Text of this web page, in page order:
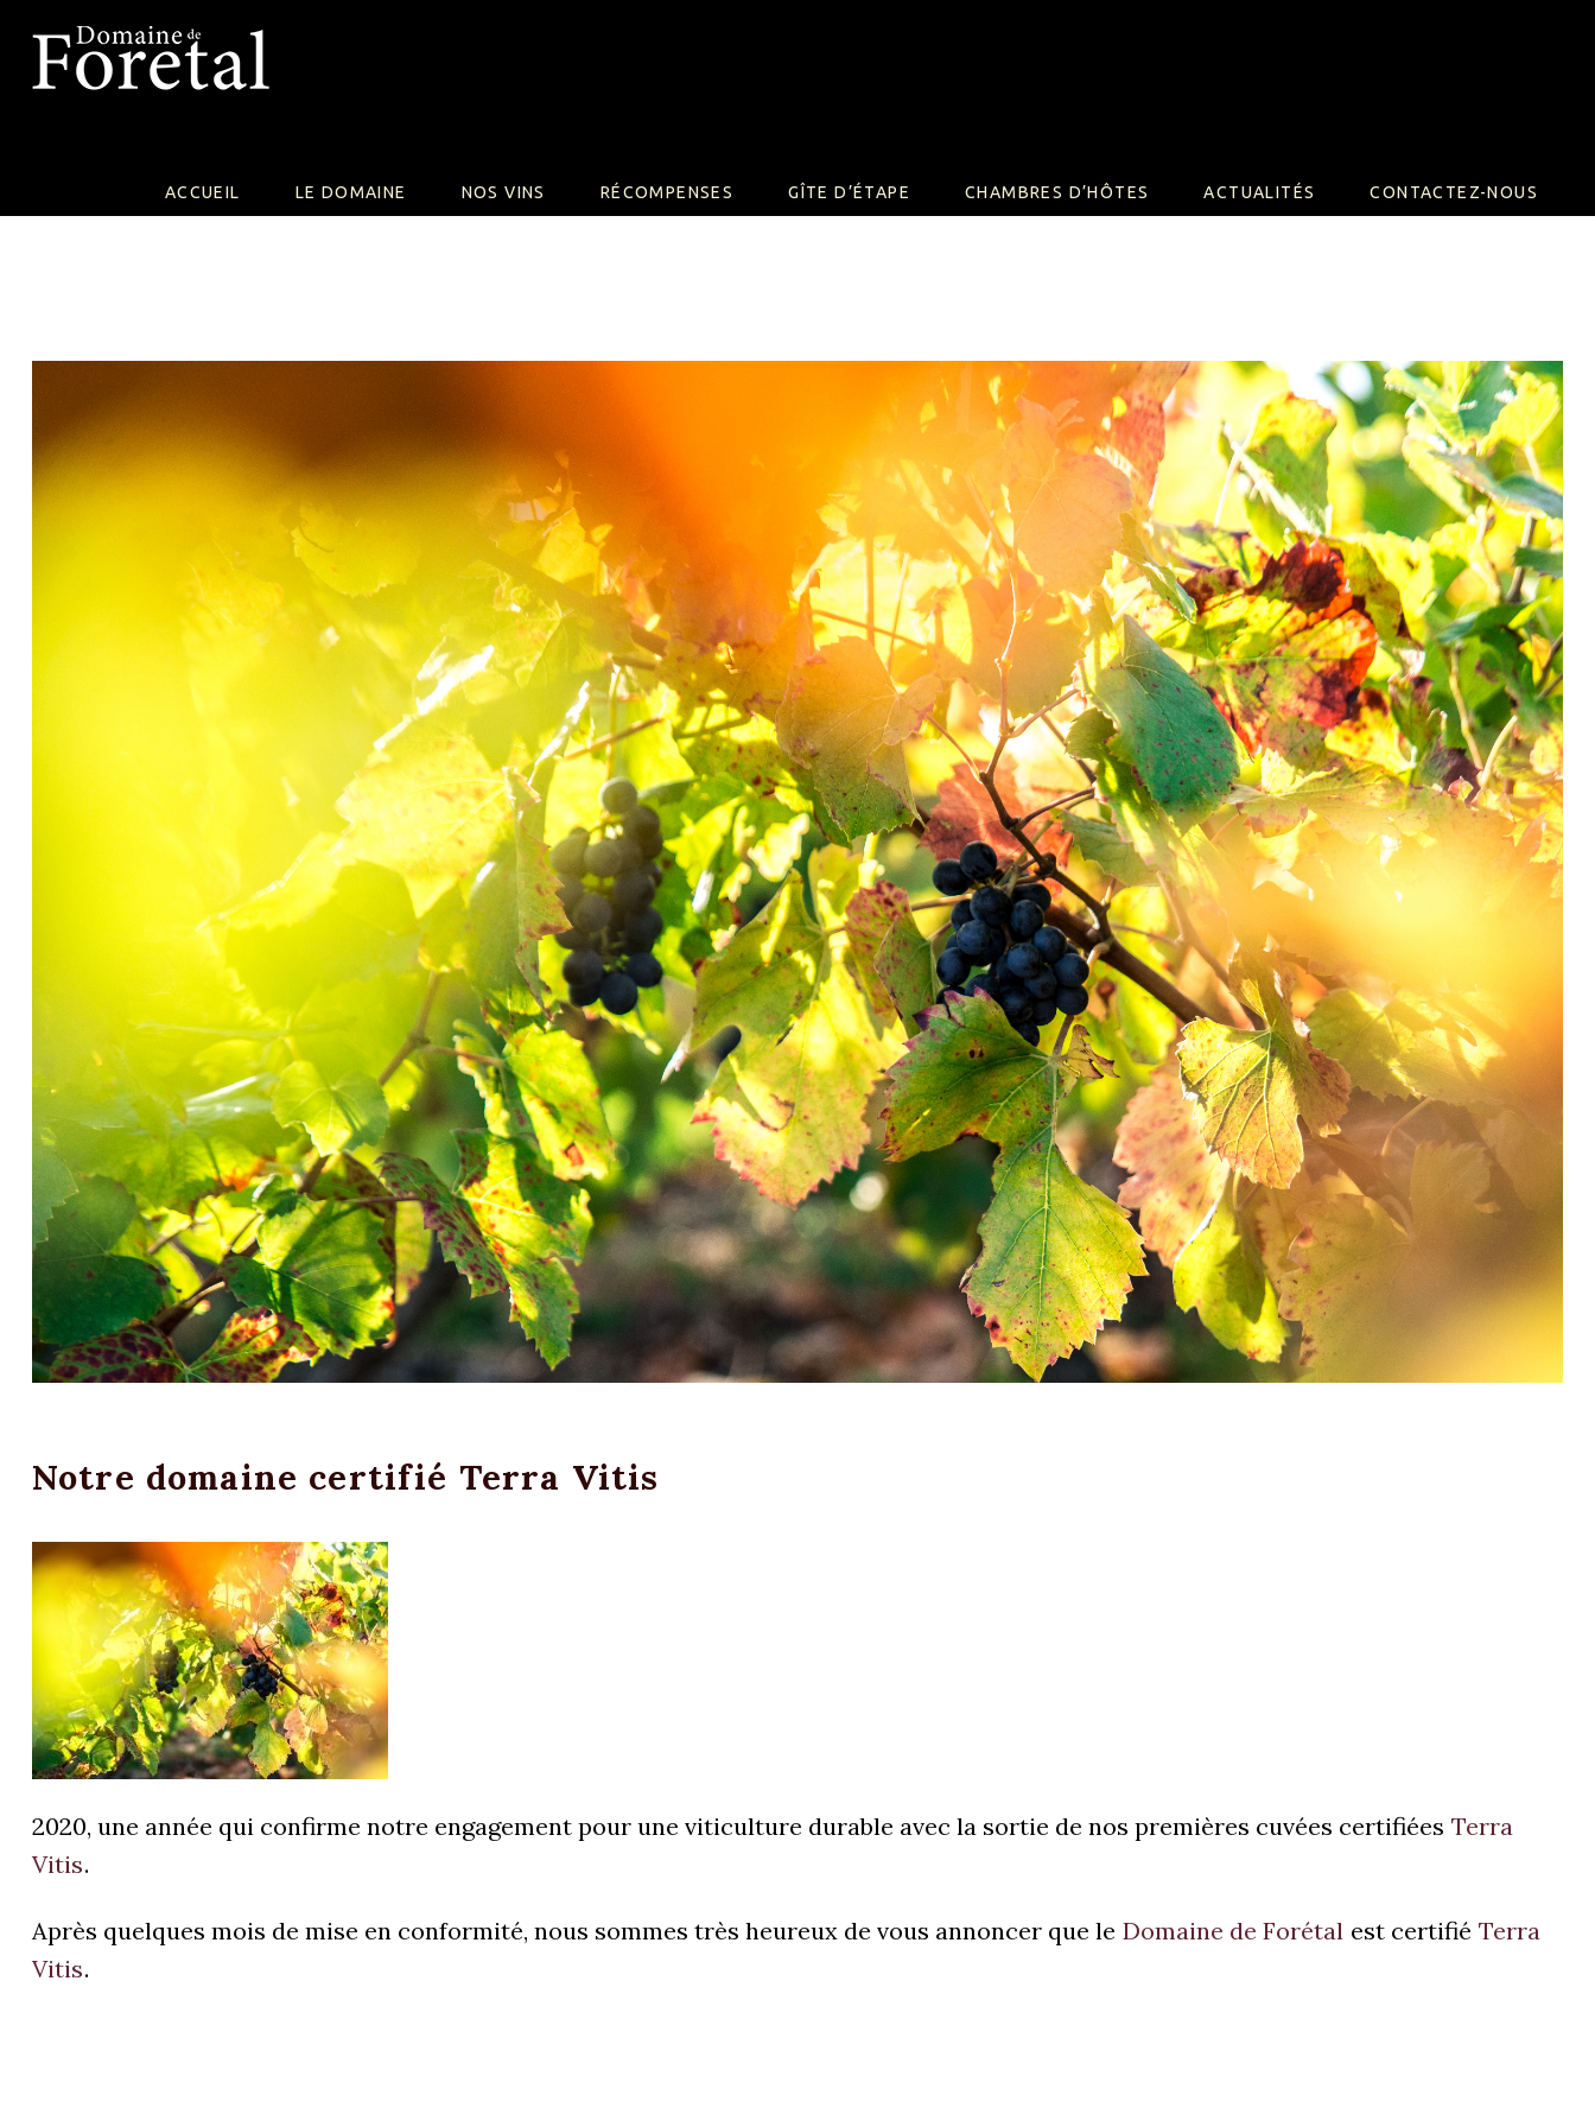
to
content
ACCUEIL LE DOMAINE NOS VINS RÉCOMPENSES GÎTE D’ÉTAPE CHAMBRES D’HÔTES ACTUALITÉS CONTACTEZ-NOUS
Notre domaine certifié Terra Vitis
2020, une année qui confirme notre engagement pour une viticulture durable avec la sortie de nos premières cuvées certifiées Terra
Vitis.
Après quelques mois de mise en conformité, nous sommes très heureux de vous annoncer que le Domaine de Forétal est certifié Terra
Vitis.